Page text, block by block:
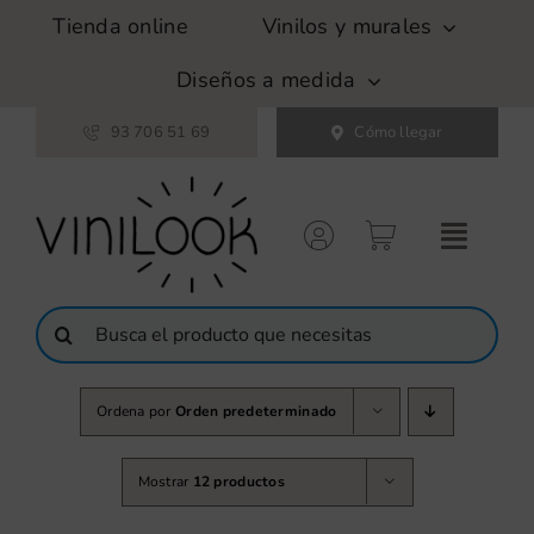
SaltarTienda online
Vinilos y murales
Diseños a medida
93 706 51 69 Cómo llegar
Buscar:
Ordena por Orden predeterminado
Mostrar 12 productos